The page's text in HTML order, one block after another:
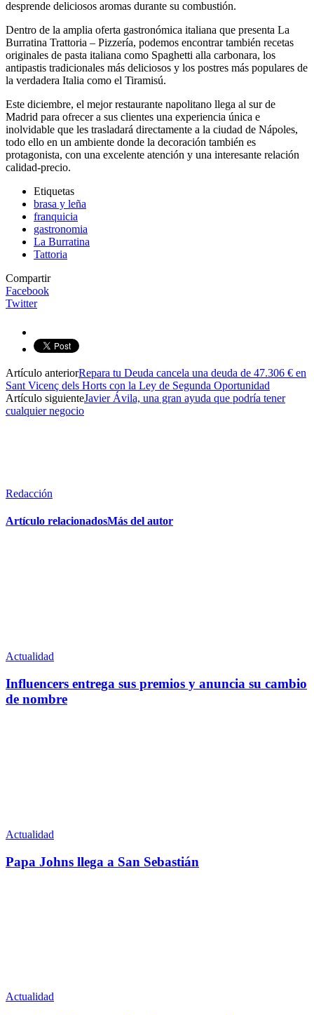
desprende deliciosos aromas durante su combustión.
Dentro de la amplia oferta gastronómica italiana que presenta La
Burratina Trattoria – Pizzería, podemos encontrar también recetas
originales de pasta italiana como Spaghetti alla carbonara, los
antipastis tradicionales más deliciosos y los postres más populares de
la verdadera Italia como el Tiramisú.
Este diciembre, el mejor restaurante napolitano llega al sur de
Madrid para ofrecer a sus clientes una experiencia única e
inolvidable que les trasladará directamente a la ciudad de Nápoles,
todo ello en un ambiente donde la decoración también es
protagonista, con una excelente atención y una interesante relación
calidad-precio.
Etiquetas
brasa y leña
franquicia
gastronomia
La Burratina
Tattoria
Compartir
Facebook
Twitter
Artículo anteriorRepara tu Deuda cancela una deuda de 47.306 € en
Sant Vicenç dels Horts con la Ley de Segunda Oportunidad
Artículo siguienteJavier Ávila, una gran ayuda que podría tener
cualquier negocio
Redacción
Artículo relacionadosMás del autor
Actualidad
Influencers entrega sus premios y anuncia su cambio
de nombre
Actualidad
Papa Johns llega a San Sebastián
Actualidad